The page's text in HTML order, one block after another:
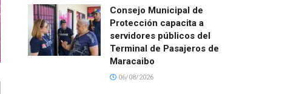
Consejo Municipal de
Protección capacita a
servidores públicos del
Terminal de Pasajeros de
Maracaibo
06/08/2026